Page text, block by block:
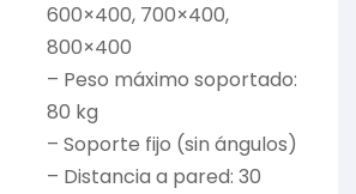
600×400, 700×400,
800×400
– Peso máximo soportado:
80 kg
– Soporte fijo (sin ángulos)
– Distancia a pared: 30